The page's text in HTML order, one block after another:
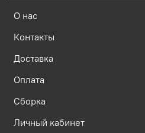
О нас
Контакты
Доставка
Оплата
Сборка
Личный кабинет